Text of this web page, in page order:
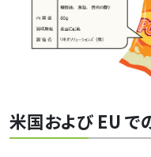
米国および EU で